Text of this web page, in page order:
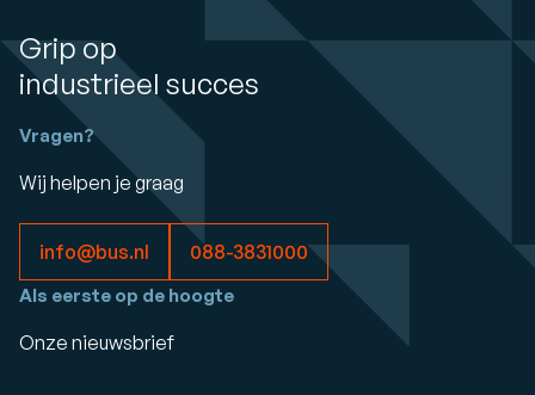
Grip op
industrieel succes
Vragen?
Wij helpen je graag
info@bus.nl 088-3831000
Als eerste op de hoogte
Onze nieuwsbrief